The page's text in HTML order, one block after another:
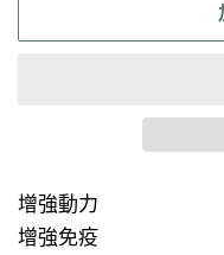
增強動力
增強免疫